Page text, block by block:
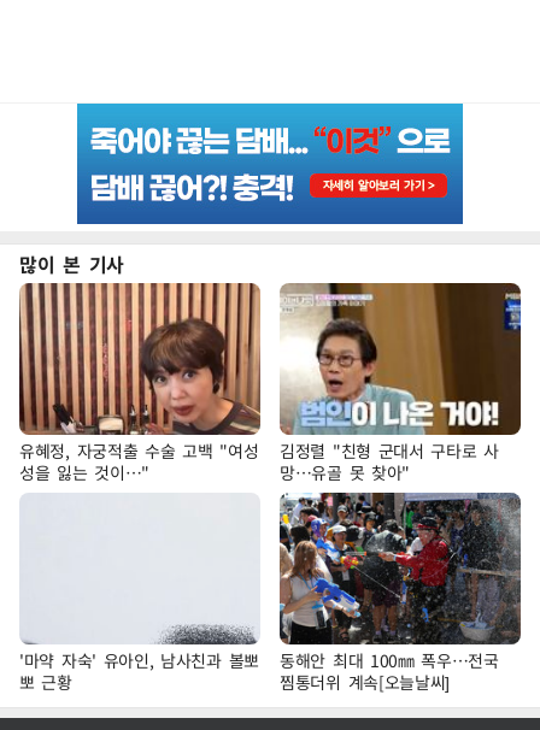
많이 본 기사
유혜정, 자궁적출 수술 고백 "여성
성을 잃는 것이…"
김정렬 "친형 군대서 구타로 사
망…유골 못 찾아"
'마약 자숙' 유아인, 남사친과 볼뽀
뽀 근황
동해안 최대 100㎜ 폭우…전국
찜통더위 계속[오늘날씨]